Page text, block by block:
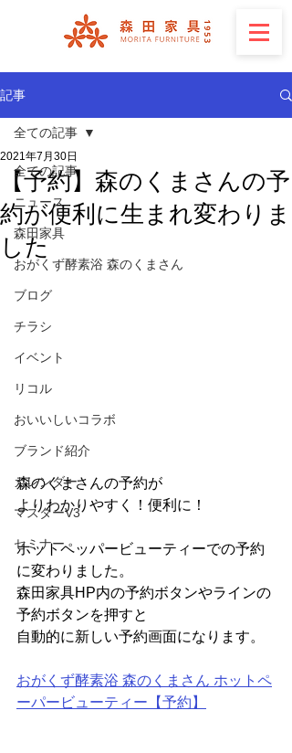
記事
全ての記事
ニュース
森田家具
おがくず酵素浴 森のくまさん
ブログ
チラシ
イベント
リコル
おいいしいコラボ
ブランド紹介
カレンダー
マスターV3
セミナー
全ての記事
【予約】森のくまさんの予
約が便利に生まれ変わりま
した
2021年7月30日
森のくまさんの予約が
よりわかりやすく！便利に！
ホットペッパービューティーでの予約
に変わりました。
森田家具HP内の予約ボタンやラインの
予約ボタンを押すと
自動的に新しい予約画面になります。
おがくず酵素浴 森のくまさん ホットペ
ーパービューティー【予約】